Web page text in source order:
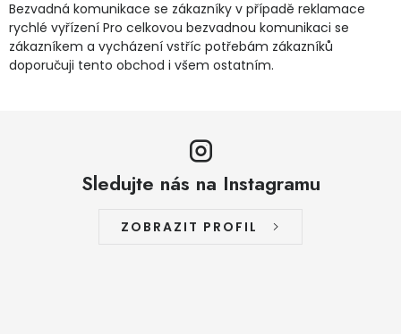
Bezvadná komunikace se zákazníky v případě reklamace
rychlé vyřízení Pro celkovou bezvadnou komunikaci se
zákazníkem a vycházení vstříc potřebám zákazníků
doporučuji tento obchod i všem ostatním.
Sledujte nás na Instagramu
ZOBRAZIT PROFIL